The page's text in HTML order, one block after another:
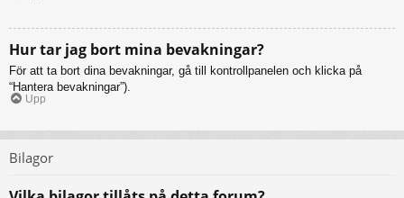
Hur tar jag bort mina bevakningar?
För att ta bort dina bevakningar, gå till kontrollpanelen och klicka på
“Hantera bevakningar”).
Upp
Bilagor